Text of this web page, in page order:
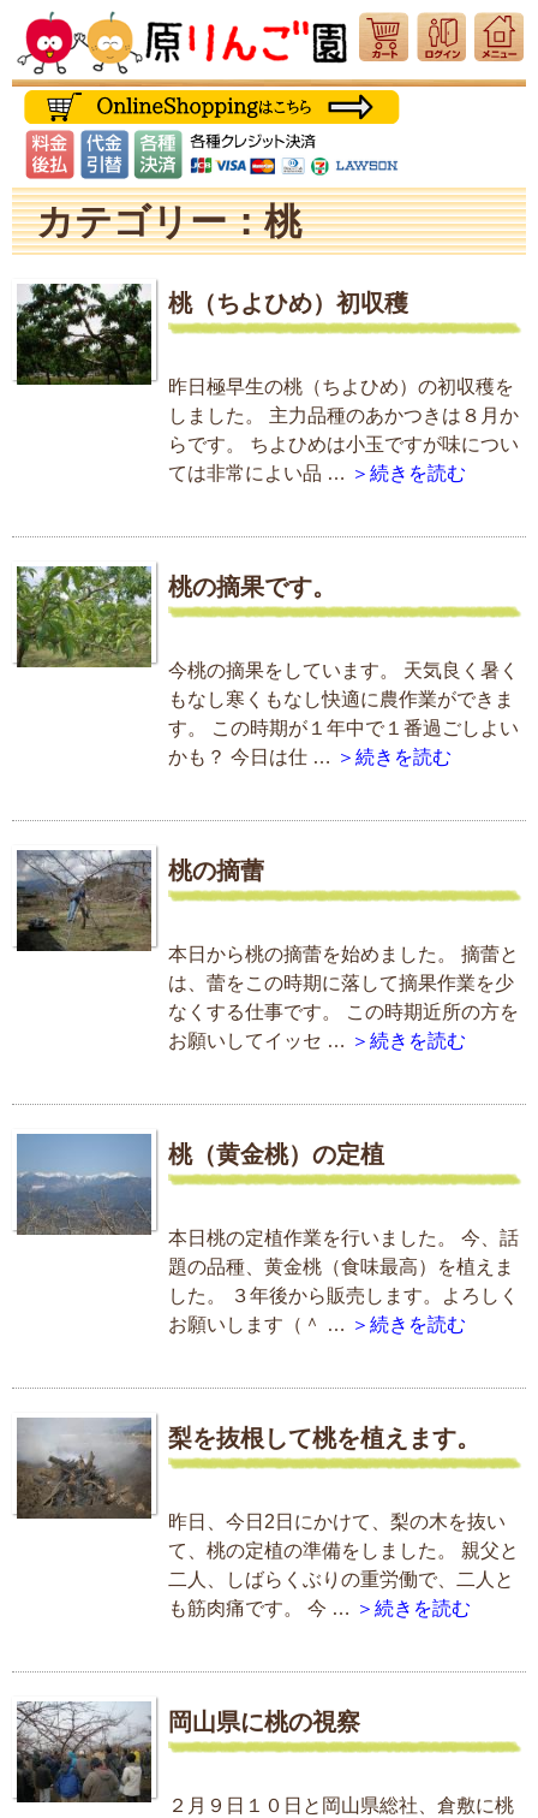
カテゴリー：桃
桃（ちよひめ）初収穫
昨日極早生の桃（ちよひめ）の初収穫を
しました。 主力品種のあかつきは８月か
らです。 ちよひめは小玉ですが味につい
ては非常によい品 … ＞続きを読む
桃の摘果です。
今桃の摘果をしています。 天気良く暑く
もなし寒くもなし快適に農作業ができま
す。 この時期が１年中で１番過ごしよい
かも？ 今日は仕 … ＞続きを読む
桃の摘蕾
本日から桃の摘蕾を始めました。 摘蕾と
は、蕾をこの時期に落して摘果作業を少
なくする仕事です。 この時期近所の方を
お願いしてイッセ … ＞続きを読む
桃（黄金桃）の定植
本日桃の定植作業を行いました。 今、話
題の品種、黄金桃（食味最高）を植えま
した。 ３年後から販売します。よろしく
お願いします（＾ … ＞続きを読む
梨を抜根して桃を植えます。
昨日、今日2日にかけて、梨の木を抜い
て、桃の定植の準備をしました。 親父と
二人、しばらくぶりの重労働で、二人と
も筋肉痛です。 今 … ＞続きを読む
岡山県に桃の視察
２月９日１０日と岡山県総社、倉敷に桃